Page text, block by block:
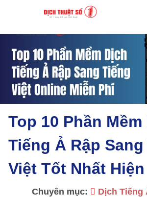
Top 10 Phần Mềm
Tiếng Ả Rập
Việt Tốt Nhất
Chuyên mục: Dịch Tiếng